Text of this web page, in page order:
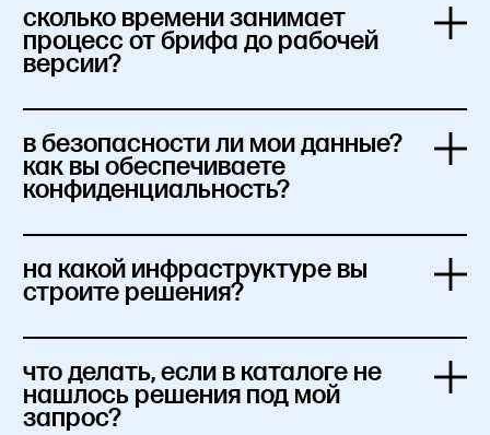
cколько времени занимает
процесс от брифа до рабочей
версии?
в безопасности ли мои данные?
как вы обеспечиваете
конфиденциальность?
на какой инфраструктуре вы
строите решения?
что делать, если в каталоге не
нашлось решения под мой
запрос?